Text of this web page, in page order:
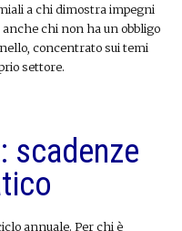
a chi dimostra impegni
chi non ha un obbligo
concentrato sui temi
settore.
scadenze
annuale. Per chi è